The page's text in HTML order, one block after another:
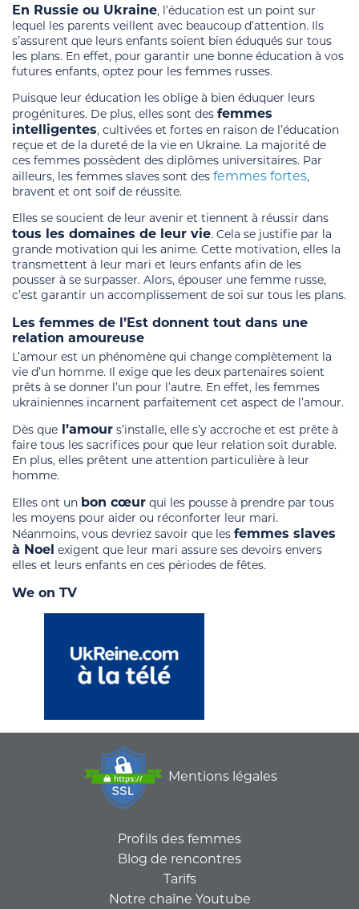
En Russie ou Ukraine, l’éducation est un point sur
lequel les parents veillent avec beaucoup d’attention. Ils
s’assurent que leurs enfants soient bien éduqués sur tous
les plans. En effet, pour garantir une bonne éducation à vos
futures enfants, optez pour les femmes russes.
Puisque leur éducation les oblige à bien éduquer leurs
progénitures. De plus, elles sont des femmes
intelligentes, cultivées et fortes en raison de l’éducation
reçue et de la dureté de la vie en Ukraine. La majorité de
ces femmes possèdent des diplômes universitaires. Par
ailleurs, les femmes slaves sont des femmes fortes,
bravent et ont soif de réussite.
Elles se soucient de leur avenir et tiennent à réussir dans
tous les domaines de leur vie. Cela se justifie par la
grande motivation qui les anime. Cette motivation, elles la
transmettent à leur mari et leurs enfants afin de les
pousser à se surpasser. Alors, épouser une femme russe,
c’est garantir un accomplissement de soi sur tous les plans.
Les femmes de l’Est donnent tout dans une
relation amoureuse
L’amour est un phénomène qui change complètement la
vie d’un homme. Il exige que les deux partenaires soient
prêts à se donner l’un pour l’autre. En effet, les femmes
ukrainiennes incarnent parfaitement cet aspect de l’amour.
Dès que l’amour s’installe, elle s’y accroche et est prête à
faire tous les sacrifices pour que leur relation soit durable.
En plus, elles prêtent une attention particulière à leur
homme.
Elles ont un bon cœur qui les pousse à prendre par tous
les moyens pour aider ou réconforter leur mari.
Néanmoins, vous devriez savoir que les femmes slaves
à Noel exigent que leur mari assure ses devoirs envers
elles et leurs enfants en ces périodes de fêtes.
We on TV
Mentions légales
Profils des femmes
Blog de rencontres
Tarifs
Notre chaîne Youtube